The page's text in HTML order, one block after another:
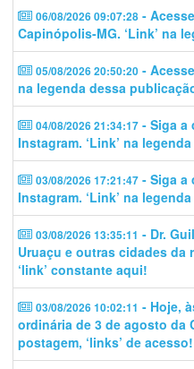
06/08/2026 09:07:28 -
Capinópolis-MG. ‘Link’ na
05/08/2026 20:50:20 -
na legenda dessa
04/08/2026 21:34:17 - Siga a
Instagram. ‘Link’ na
03/08/2026 17:21:47 - Siga a
Instagram. ‘Link’ na
03/08/2026 13:35:11 - Dr.
Uruaçu e outras cidades da
‘link’ constante aqui!
03/08/2026 10:02:11 - Hoje,
ordinária de 3 de agosto da
postagem, ‘links’ de acesso!